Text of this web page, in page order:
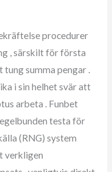
procedurer
, särskilt för första
summa pengar .
i sin helhet svär att
arbeta . Funbet
testa för
(RNG) system
verkligen